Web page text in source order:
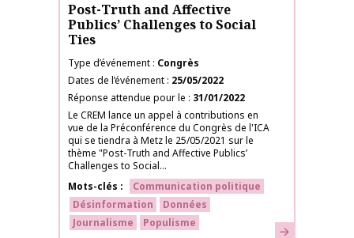
Post-Truth and Affective
Publics’ Challenges to Social
Ties
Type d’événement Congrès
Dates de l’événement 25/05/2022
Réponse attendue pour le
31/01/2022
Le CREM lance un appel à contributions en
vue de la Préconférence du Congrès de l'ICA
qui se tiendra à Metz le 25/05/2021 sur le
thème "Post-Truth and Affective Publics’
Challenges to Social...
Mots-clés
Communication politique
Désinformation
Données
Journalisme
Populisme En savoir plus